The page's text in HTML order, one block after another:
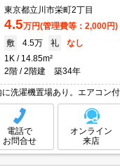
東京都立川市栄町2丁目
4.5万円(管理費等：2,000円)
敷
4.5万 礼
なし
1K
14.85m²
2階
2階建 築34年
洗濯機置場あり。エアコン付
電話で
お問合せ
オンライン
来店